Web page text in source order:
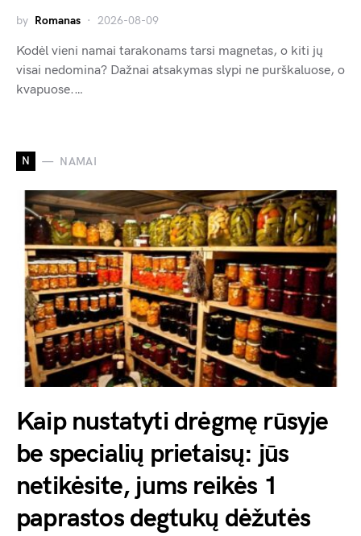
by Romanas 2026-08-09
Kodėl vieni namai tarakonams tarsi magnetas, o kiti jų
visai nedomina? Dažnai atsakymas slypi ne purškaluose, o
kvapuose.…
N NAMAI
Kaip nustatyti drėgmę rūsyje
be specialių prietaisų: jūs
netikėsite, jums reikės 1
paprastos degtukų dėžutės